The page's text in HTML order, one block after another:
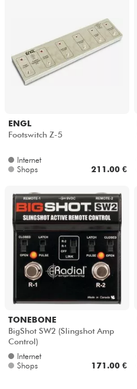
ENGL
Footswitch Z-5
Internet
Shops
211.00 €
TONEBONE
BigShot SW2 (Slingshot Amp
Control)
Internet
Shops
171.00 €